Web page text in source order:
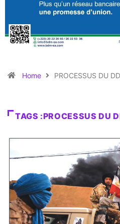
Home PROCESSUS DU
TAGS :PROCESSUS DU